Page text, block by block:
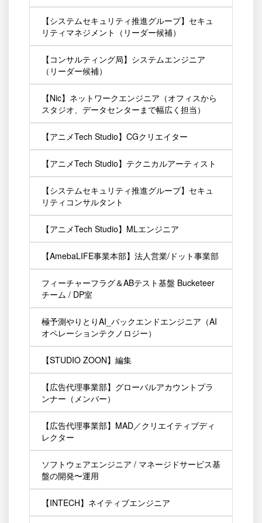
【システムセキュリティ推進グループ】セキュ
リティマネジメント（リーダー候補）
【コンサルティング局】システムエンジニア
（リーダー候補）
【Nic】ネットワークエンジニア（オフィスから
スタジオ、データセンターまで幅広く担当）
【アニメTech Studio】CGクリエイター
【アニメTech Studio】テクニカルアーティスト
【システムセキュリティ推進グループ】セキュ
リティコンサルタント
【アニメTech Studio】MLエンジニア
【AmebaLIFE事業本部】法人営業/ドット事業部
フィーチャーフラグ＆ABテスト基盤 Bucketeer
チーム / DP室
極予測やりとりAI_バックエンドエンジニア（AI
オペレーションテクノロジー）
【STUDIO ZOON】編集
【広告代理事業部】グローバルアカウントプラ
ンナー（メンバー）
【広告代理事業部】MAD／クリエイティブディ
レクター
ソフトウェアエンジニア / マネージドサービス基
盤の開発〜運用
【INTECH】ネイティブエンジニア